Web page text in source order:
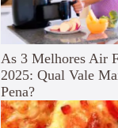
As 3 Melhores Air
2025: Qual Vale
Pena?